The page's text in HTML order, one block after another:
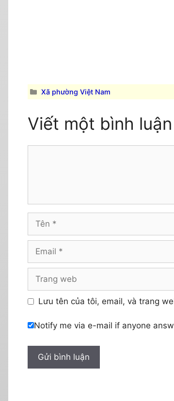
Danh
mục
Xã phường Việt Nam
Viết một bình luận
web
Lưu tên của tôi, email, và trang
Notify me via e-mail if anyone